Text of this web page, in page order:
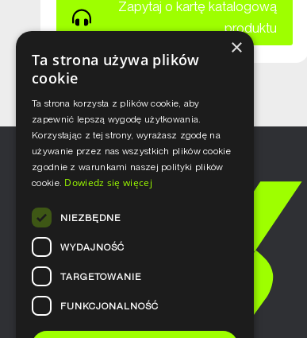
Zapytaj o kartę katalogową
produktu
×
Ta strona używa plików
cookie
Ta strona korzysta z plików cookie, aby
zapewnić lepszą wygodę użytkowania.
Korzystając z tej strony, wyrażasz zgodę na
używanie przez nas wszystkich plików cookie
zgodnie z warunkami naszej polityki plików
cookie. Dowiedz się więcej
NIEZBĘDNE
WYDAJNOŚĆ
TARGETOWANIE
FUNKCJONALNOŚĆ